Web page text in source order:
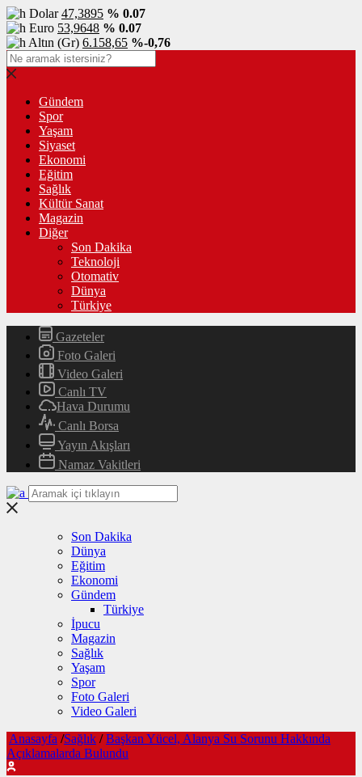
Dolar47,3895 % 0.07
Euro 53,9648 % 0.07
Altın (Gr) 6.158,65 %-0,76
Gündem
Spor
Yaşam
Siyaset
Ekonomi
Eğitim
Sağlık
Kültür Sanat
Magazin
Diğer
Son Dakika
Teknoloji
Otomativ
Dünya
Türkiye
Gazeteler
Foto Galeri
Video Galeri
Canlı TV
Hava Durumu
Canlı Borsa
Yayın Akışları
Namaz Vakitleri
Son Dakika
Dünya
Eğitim
Ekonomi
Gündem
Türkiye
İpucu
Magazin
Sağlık
Yaşam
Spor
Foto Galeri
Video Galeri
Anasayfa /Sağlık / Başkan Yücel, Alanya Su Sorunu Hakkında
Açıklamalarda Bulundu